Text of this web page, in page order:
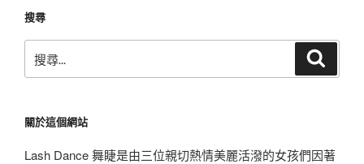
搜尋
尋
字:
關於這個網站
Lash Dance 舞睫是由三位親切熱情美麗活潑的女孩們因著